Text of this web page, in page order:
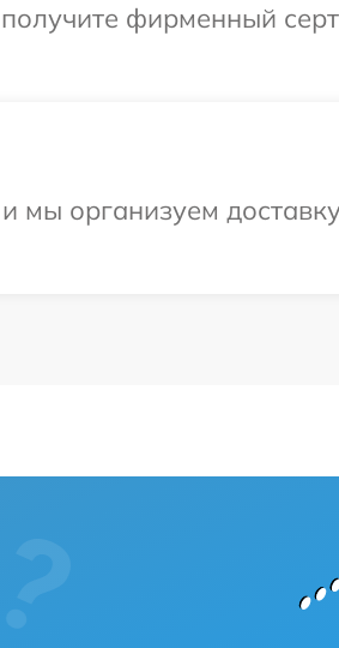
фирменный
мы организуем